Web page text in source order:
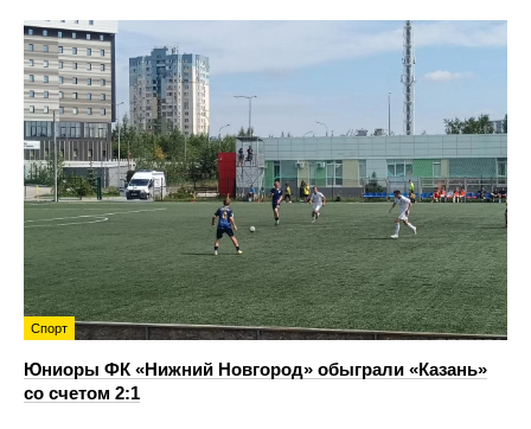
Спорт
Юниоры ФК «Нижний Новгород» обыграли «Казань»
со счетом 2:1